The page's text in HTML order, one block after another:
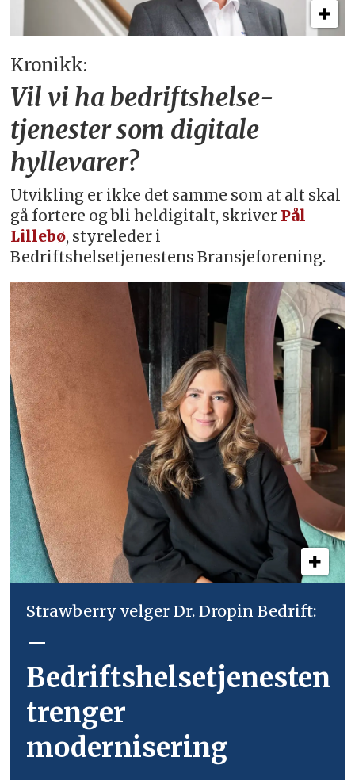
Kronikk:
Vil vi ha bedriftshelse­
tjenester som digitale
hyllevarer?
Utvikling er ikke det samme som at alt skal
gå fortere og bli heldigitalt, skriver Pål
Lillebø, styreleder i
Bedriftshelsetjenestens Bransjeforening.
Strawberry velger Dr. Dropin Bedrift:
–
Bedriftshelsetjenesten
trenger
modernisering